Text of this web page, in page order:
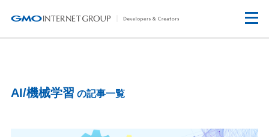
AI/機械学習 の記事一覧